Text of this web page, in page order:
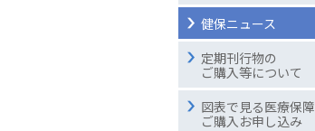
健保ニュース
定期刊行物の
ご購入等について
図表で見る医療保障
ご購入お申し込み